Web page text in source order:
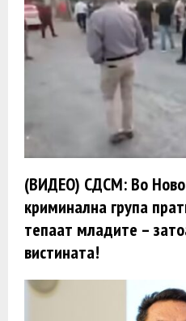
(ВИДЕО) СДСМ: Во Ново
криминална група
тепаат младите –
вистината!